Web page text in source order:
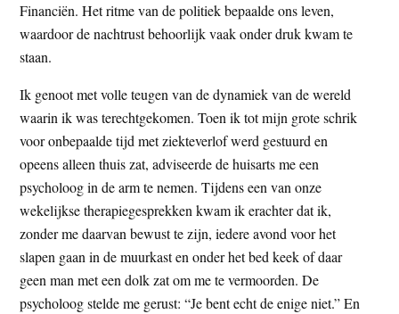
Financiën. Het ritme van de politiek bepaalde ons leven,
waardoor de nachtrust behoorlijk vaak onder druk kwam te
staan.
Ik genoot met volle teugen van de dynamiek van de wereld
waarin ik was terechtgekomen. Toen ik tot mijn grote schrik
voor onbepaalde tijd met ziekteverlof werd gestuurd en
opeens alleen thuis zat, adviseerde de huisarts me een
psycholoog in de arm te nemen. Tijdens een van onze
wekelijkse therapiegesprekken kwam ik erachter dat ik,
zonder me daarvan bewust te zijn, iedere avond voor het
slapen gaan in de muurkast en onder het bed keek of daar
geen man met een dolk zat om me te vermoorden. De
psycholoog stelde me gerust: “Je bent echt de enige niet.” En